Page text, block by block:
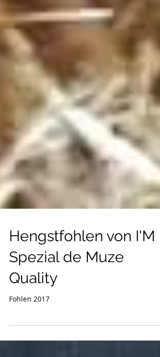
Hengstfohlen von I'M
Spezial de Muze
Quality